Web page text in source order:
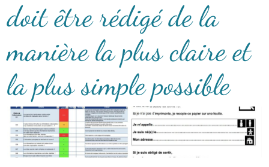
doit être rédigé de la
manière la plus claire et
la plus simple possible